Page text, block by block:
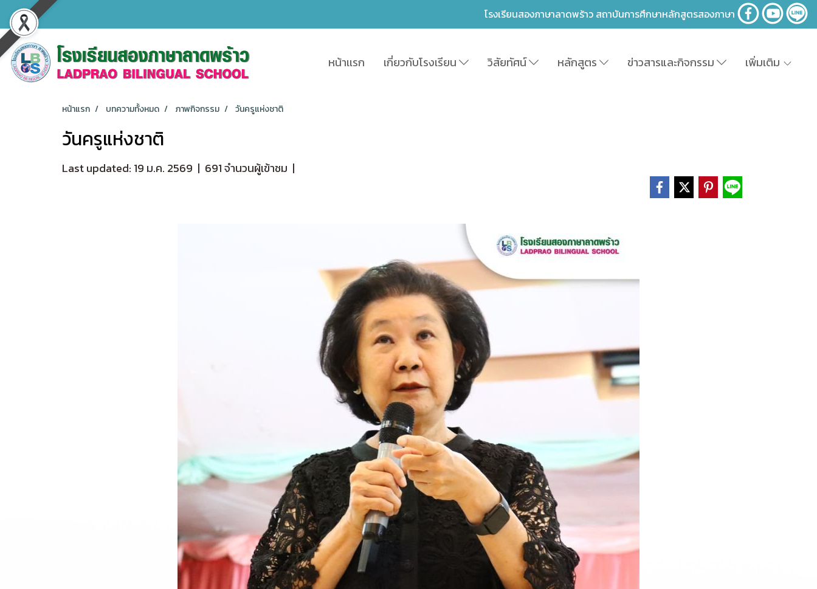
โรงเรียนสองภาษาลาดพร้าว สถาบันการศึกษาหลักสูตรสองภาษา
หน้าเเรก เกี่ยวกับโรงเรียน วิสัยทัศน์ หลักสูตร ข่าวสารและกิจกรรม เพิ่มเติม
หน้าแรก บทความทั้งหมด ภาพกิจกรรม วันครูแห่งชาติ
วันครูแห่งชาติ
Last updated: 19 ม.ค. 2569 | 691 จำนวนผู้เข้าชม |